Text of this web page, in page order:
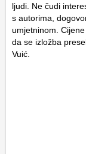
ljudi. Ne čudi
s autorima,
umjetninom.
da se izložba
Vuić.